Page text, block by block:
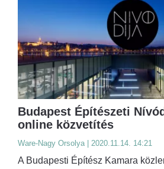
Budapest Építészeti
online közvetítés
Ware-Nagy Orsolya | 2020.11.14. 14:21
A Budapesti Építész Kamara